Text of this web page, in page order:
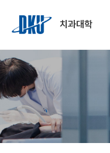
치과대학